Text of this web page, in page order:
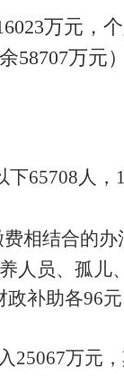
万元，
万元）
下65708人，
相结合的办
人员、孤儿、
政补助各96元
25067万元